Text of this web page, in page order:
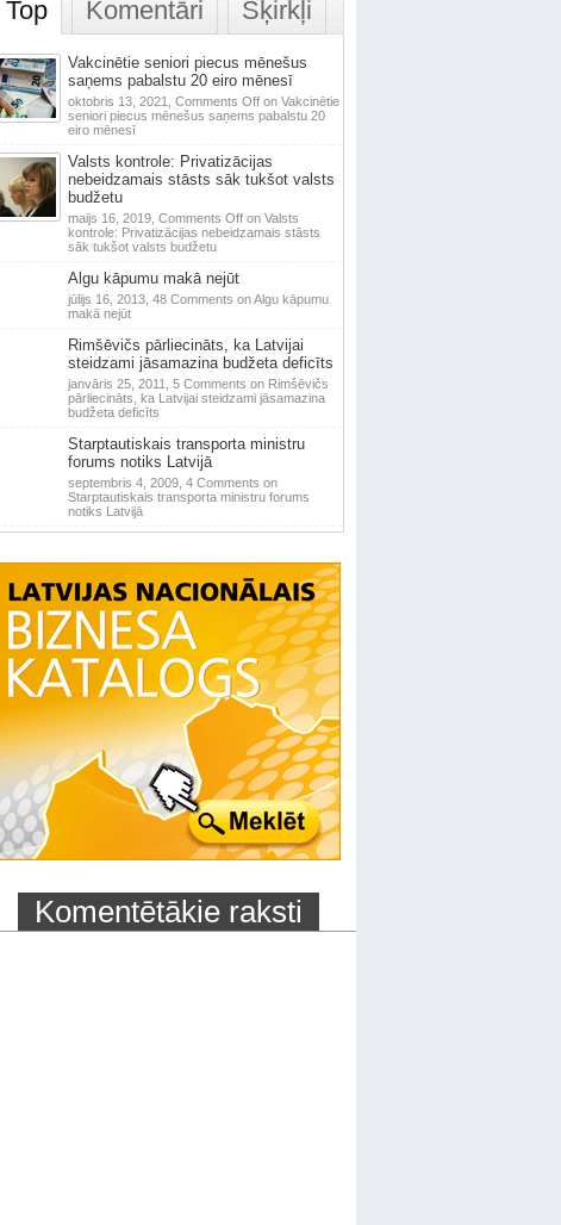
Top Komentāri Šķirkļi
Vakcinētie seniori piecus mēnešus
saņems pabalstu 20 eiro mēnesī
oktobris 13, 2021, Comments Offon Vakcinētie
seniori piecus mēnešus saņems pabalstu 20
eiro mēnesī
Valsts kontrole: Privatizācijas
nebeidzamais stāsts sāk tukšot valsts
budžetu
maijs 16, 2019, Comments Offon Valsts
kontrole: Privatizācijas nebeidzamais stāsts
sāk tukšot valsts budžetu
Algu kāpumu makā nejūt
jūlijs 16, 2013, 48 Comments on Algu kāpumu
makā nejūt
Rimšēvičs pārliecināts, ka Latvijai
steidzami jāsamazina budžeta deficīts
janvāris 25, 2011, 5 Comments on Rimšēvičs
pārliecināts, ka Latvijai steidzami jāsamazina
budžeta deficīts
Starptautiskais transporta ministru
forums notiks Latvijā
septembris 4, 2009, 4 Comments on
Starptautiskais transporta ministru forums
notiks Latvijā
Komentētākie raksti